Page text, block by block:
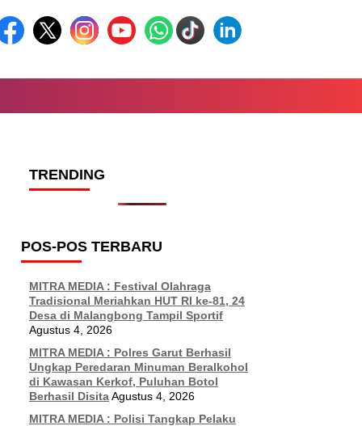
TRENDING
POS-POS TERBARU
MITRA MEDIA : Festival Olahraga
Tradisional Meriahkan HUT RI ke-81, 24
Desa di Malangbong Tampil Sportif
Agustus 4, 2026
MITRA MEDIA : Polres Garut Berhasil
Ungkap Peredaran Minuman Beralkohol
di Kawasan Kerkof, Puluhan Botol
Berhasil DisitaAgustus 4, 2026
MITRA MEDIA : Polisi Tangkap Pelaku